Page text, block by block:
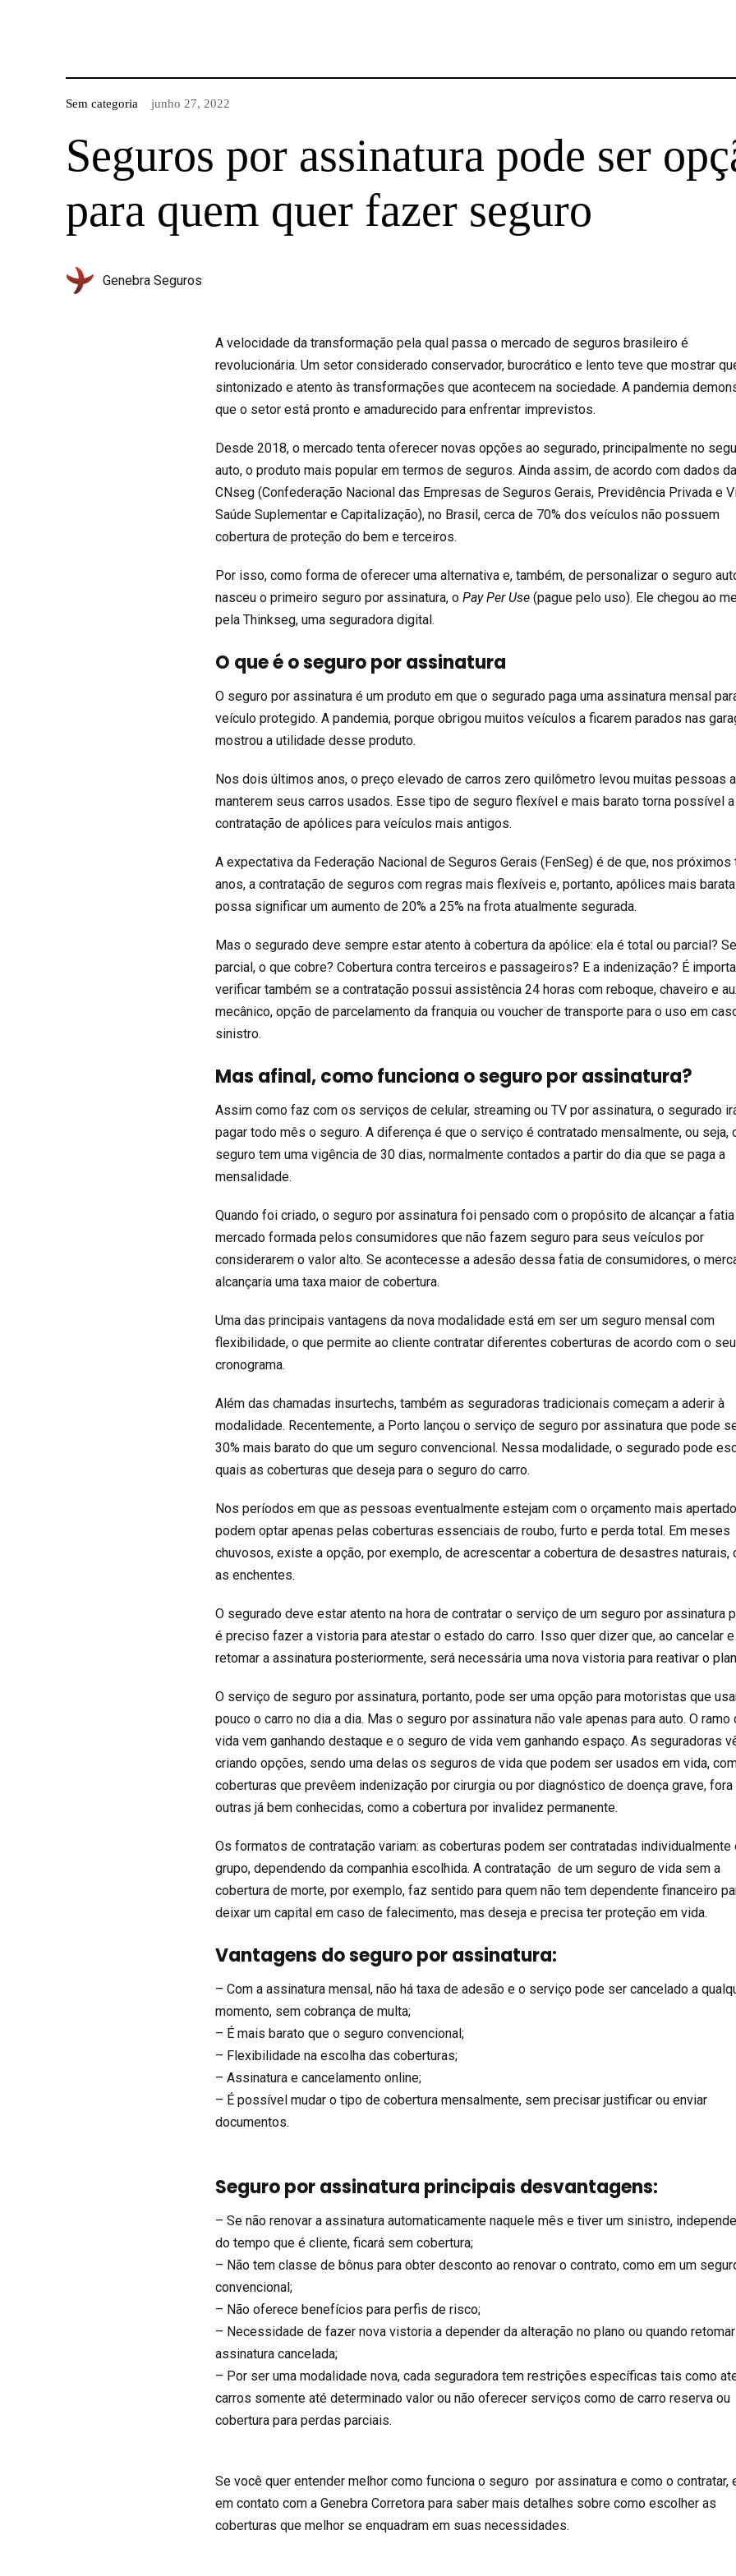
Sem categoria junho 27, 2022
Seguros por assinatura pode ser
para quem quer fazer seguro
Genebra Seguros
A velocidade da transformação pela qual passa o mercado de seguros brasileiro é
revolucionária. Um setor considerado conservador, burocrático e lento teve que mostrar
sintonizado e atento às transformações que acontecem na sociedade. A pandemia
que o setor está pronto e amadurecido para enfrentar imprevistos.
Desde 2018, o mercado tenta oferecer novas opções ao segurado, principalmente no
auto, o produto mais popular em termos de seguros. Ainda assim, de acordo com dados da
CNseg (Confederação Nacional das Empresas de Seguros Gerais, Previdência Privada e
Saúde Suplementar e Capitalização), no Brasil, cerca de 70% dos veículos não possuem
cobertura de proteção do bem e terceiros.
Por isso, como forma de oferecer uma alternativa e, também, de personalizar o seguro
nasceu o primeiro seguro por assinatura, oPay Per Use (pague pelo uso). Ele chegou ao
pela Thinkseg, uma seguradora digital.
O que é o seguro por assinatura
O seguro por assinatura é um produto em que o segurado paga uma assinatura mensal
veículo protegido. A pandemia, porque obrigou muitos veículos a ficarem parados nas
mostrou a utilidade desse produto.
Nos dois últimos anos, o preço elevado de carros zero quilômetro levou muitas pessoas a
manterem seus carros usados. Esse tipo de seguro flexível e mais barato torna possível a
contratação de apólices para veículos mais antigos.
A expectativa da Federação Nacional de Seguros Gerais (FenSeg) é de que, nos próximos
anos, a contratação de seguros com regras mais flexíveis e, portanto, apólices mais
possa significar um aumento de 20% a 25% na frota atualmente segurada.
Mas o segurado deve sempre estar atento à cobertura da apólice: ela é total ou parcial?
parcial, o que cobre? Cobertura contra terceiros e passageiros? E a indenização? É
verificar também se a contratação possui assistência 24 horas com reboque, chaveiro e
mecânico, opção de parcelamento da franquia ou voucher de transporte para o uso em
sinistro.
Mas afinal, como funciona o seguro por assinatura?
Assim como faz com os serviços de celular, streaming ou TV por assinatura, o segurado
pagar todo mês o seguro. A diferença é que o serviço é contratado mensalmente, ou seja,
seguro tem uma vigência de 30 dias, normalmente contados a partir do dia que se paga a
mensalidade.
Quando foi criado, o seguro por assinatura foi pensado com o propósito de alcançar a
mercado formada pelos consumidores que não fazem seguro para seus veículos por
considerarem o valor alto. Se acontecesse a adesão dessa fatia de consumidores, o
alcançaria uma taxa maior de cobertura.
Uma das principais vantagens da nova modalidade está em ser um seguro mensal com
flexibilidade, o que permite ao cliente contratar diferentes coberturas de acordo com o seu
cronograma.
Além das chamadas insurtechs, também as seguradoras tradicionais começam a aderir à
modalidade. Recentemente, a Porto lançou o serviço de seguro por assinatura que pode
30% mais barato do que um seguro convencional. Nessa modalidade, o segurado pode
quais as coberturas que deseja para o seguro do carro.
Nos períodos em que as pessoas eventualmente estejam com o orçamento mais
podem optar apenas pelas coberturas essenciais de roubo, furto e perda total. Em meses
chuvosos, existe a opção, por exemplo, de acrescentar a cobertura de desastres naturais,
as enchentes.
O segurado deve estar atento na hora de contratar o serviço de um seguro por assinatura
é preciso fazer a vistoria para atestar o estado do carro. Isso quer dizer que, ao cancelar e
retomar a assinatura posteriormente, será necessária uma nova vistoria para reativar o
O serviço de seguro por assinatura, portanto, pode ser uma opção para motoristas que
pouco o carro no dia a dia. Mas o seguro por assinatura não vale apenas para auto. O ramo
vida vem ganhando destaque e o seguro de vida vem ganhando espaço. As seguradoras
criando opções, sendo uma delas os seguros de vida que podem ser usados em vida,
coberturas que prevêem indenização por cirurgia ou por diagnóstico de doença grave, fora
outras já bem conhecidas, como a cobertura por invalidez permanente.
Os formatos de contratação variam: as coberturas podem ser contratadas individualmente
grupo, dependendo da companhia escolhida. A contratação de um seguro de vida sem a
cobertura de morte, por exemplo, faz sentido para quem não tem dependente financeiro
deixar um capital em caso de falecimento, mas deseja e precisa ter proteção em vida.
Vantagens do seguro por assinatura:
– Com a assinatura mensal, não há taxa de adesão e o serviço pode ser cancelado a
momento, sem cobrança de multa;
– É mais barato que o seguro convencional;
– Flexibilidade na escolha das coberturas;
– Assinatura e cancelamento online;
– É possível mudar o tipo de cobertura mensalmente, sem precisar justificar ou enviar
documentos.
Seguro por assinatura principais desvantagens:
– Se não renovar a assinatura automaticamente naquele mês e tiver um sinistro,
do tempo que é cliente, ficará sem cobertura;
– Não tem classe de bônus para obter desconto ao renovar o contrato, como em um
convencional;
– Não oferece benefícios para perfis de risco;
– Necessidade de fazer nova vistoria a depender da alteração no plano ou quando retomar
assinatura cancelada;
– Por ser uma modalidade nova, cada seguradora tem restrições específicas tais como
carros somente até determinado valor ou não oferecer serviços como de carro reserva ou
cobertura para perdas parciais.
Se você quer entender melhor como funciona o seguro por assinatura e como o contratar,
em contato com a Genebra Corretora para saber mais detalhes sobre como escolher as
coberturas que melhor se enquadram em suas necessidades.